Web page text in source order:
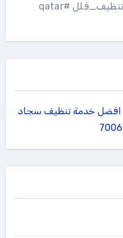
الأسعار اتصل الآن 70067311 #تنظيف_فلل #qatar
افضل خدمة تنظيف سجاد